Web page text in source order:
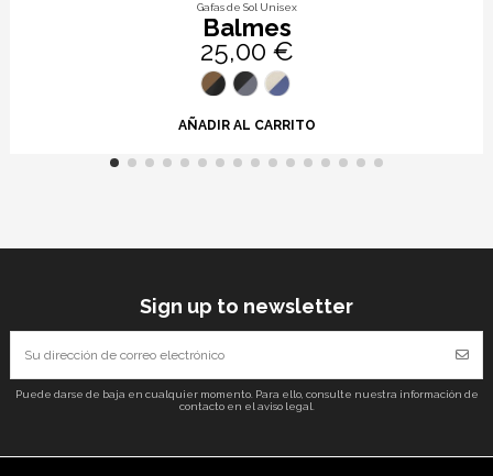
Gafas de Sol Unisex
Balmes
25,00 €
AÑADIR AL CARRITO
Sign up to newsletter
Puede darse de baja en cualquier momento. Para ello, consulte nuestra información de
contacto en el aviso legal.